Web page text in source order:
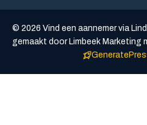
© 2026 Vind een aannemer via
gemaakt door Limbeek Marketing